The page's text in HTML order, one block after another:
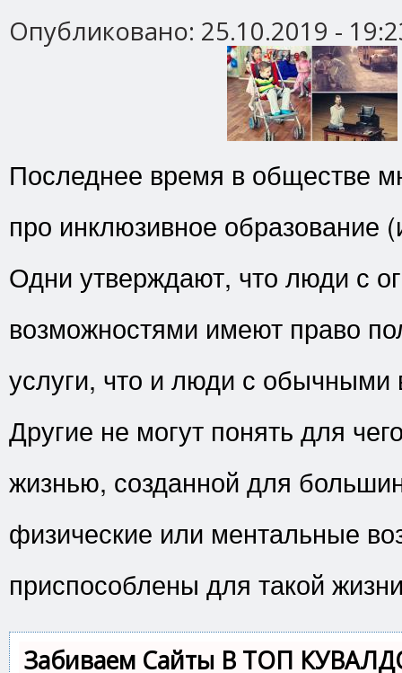
Опубликовано: 25.10.2019 -
Последнее время в обществе
про инклюзивное образование
Одни утверждают, что люди с
возможностями имеют право
услуги, что и люди с обычными
Другие не могут понять для
жизнью, созданной для
физические или ментальные
приспособлены для такой
Забиваем Сайты В ТОП